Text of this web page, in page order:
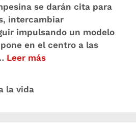
se darán cita para
intercambiar
impulsando un modelo
en el centro a las
Leer más
la vida